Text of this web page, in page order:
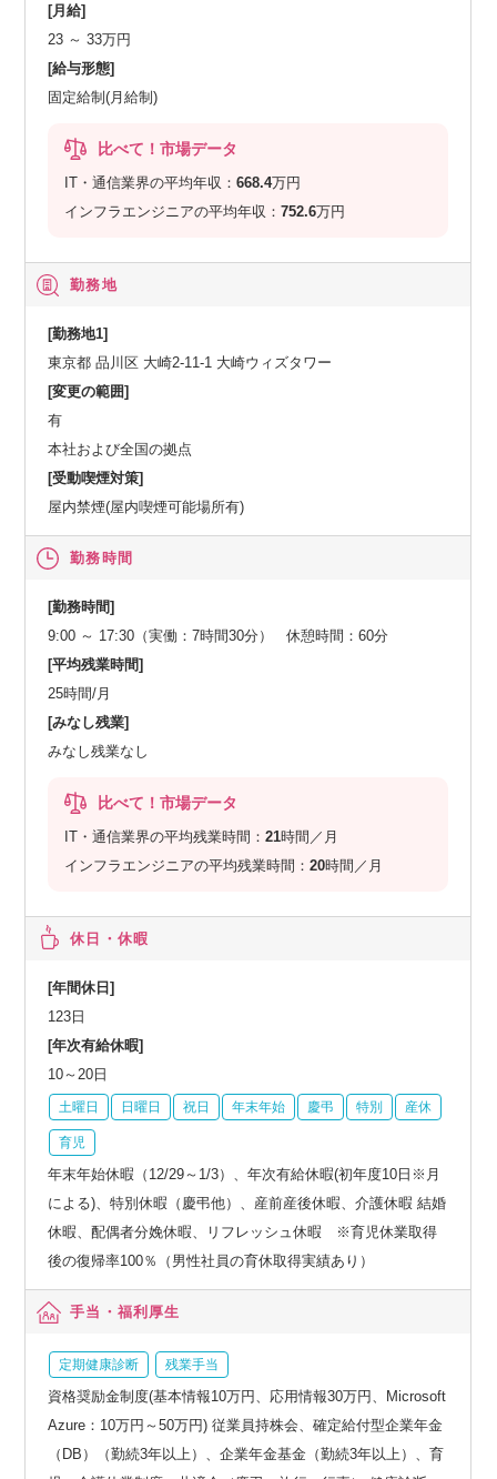
[月給]
23 ～ 33万円
[給与形態]
固定給制(月給制)
比べて！市場データ
IT・通信業界の平均年収：668.4万円
インフラエンジニアの平均年収：752.6万円
勤務地
[勤務地1]
東京都 品川区 大崎2-11-1 大崎ウィズタワー
[変更の範囲]
有
本社および全国の拠点
[受動喫煙対策]
屋内禁煙(屋内喫煙可能場所有)
勤務時間
[勤務時間]
9:00 ～ 17:30（実働：7時間30分） 休憩時間：60分
[平均残業時間]
25時間/月
[みなし残業]
みなし残業なし
比べて！市場データ
IT・通信業界の平均残業時間：21時間／月
インフラエンジニアの平均残業時間：20時間／月
休日・休暇
[年間休日]
123日
[年次有給休暇]
10～20日
土曜日 日曜日 祝日 年末年始 慶弔 特別 産休
育児
年末年始休暇（12/29～1/3）、年次有給休暇(初年度10日※月
による)、特別休暇（慶弔他）、産前産後休暇、介護休暇 結婚
休暇、配偶者分娩休暇、リフレッシュ休暇 ※育児休業取得
後の復帰率100％（男性社員の育休取得実績あり）
手当・福利厚生
定期健康診断 残業手当
資格奨励金制度(基本情報10万円、応用情報30万円、Microsoft
Azure：10万円～50万円) 従業員持株会、確定給付型企業年金
（DB）（勤続3年以上）、企業年金基金（勤続3年以上）、育